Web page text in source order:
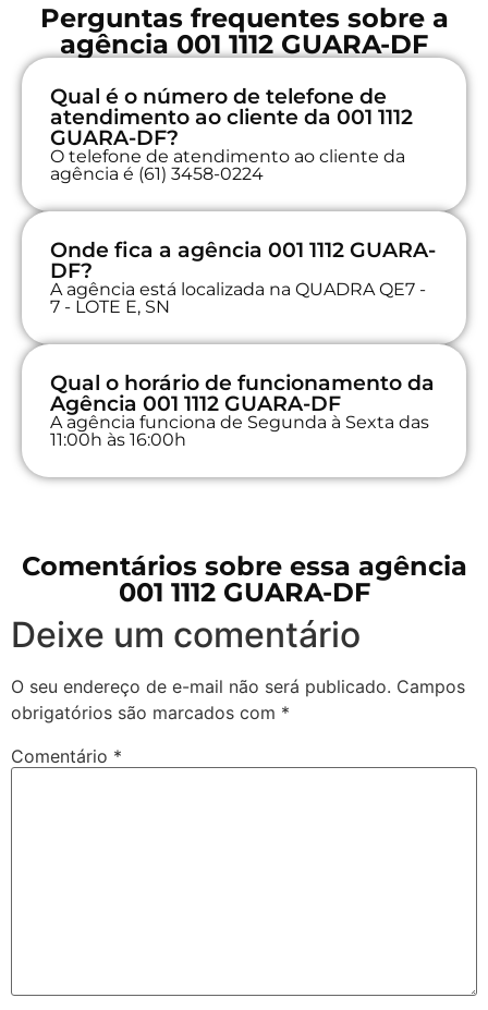
Perguntas frequentes sobre a
agência 001 1112 GUARA-DF
Qual é o número de telefone de
atendimento ao cliente da 001 1112
GUARA-DF?
O telefone de atendimento ao cliente da
agência é (61) 3458-0224
Onde fica a agência 001 1112 GUARA-
DF?
A agência está localizada na QUADRA QE7 -
7 - LOTE E, SN
Qual o horário de funcionamento da
Agência 001 1112 GUARA-DF
A agência funciona de Segunda à Sexta das
11:00h às 16:00h
Comentários sobre essa agência
001 1112 GUARA-DF
Deixe um comentário
O seu endereço de e-mail não será publicado. Campos
obrigatórios são marcados com *
Comentário *